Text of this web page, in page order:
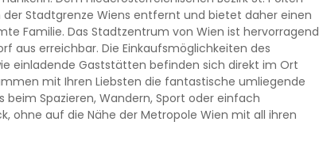
Stadtgrenze Wiens entfernt und bietet daher einen
Familie. Das Stadtzentrum von Wien ist hervorragend
aus erreichbar. Die Einkaufsmöglichkeiten des
einladende Gaststätten befinden sich direkt im Ort
mit Ihren Liebsten die fantastische umliegende
Spazieren, Wandern, Sport oder einfach
ohne auf die Nähe der Metropole Wien mit all ihren